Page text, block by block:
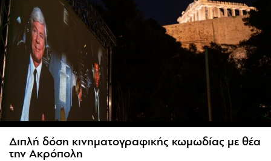
Διπλή δόση κινηματογραφικής κωμωδίας με θέα
την Ακρόπολη